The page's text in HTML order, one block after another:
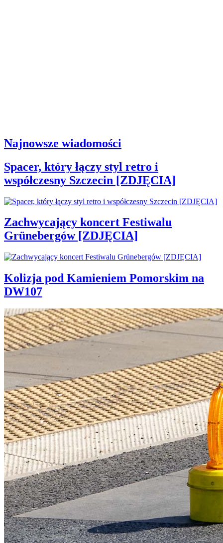
Najnowsze wiadomości
Spacer, który łączy styl retro i
współczesny Szczecin [ZDJĘCIA]
Zachwycający koncert Festiwalu
Grünebergów [ZDJĘCIA]
Kolizja pod Kamieniem Pomorskim na
DW107